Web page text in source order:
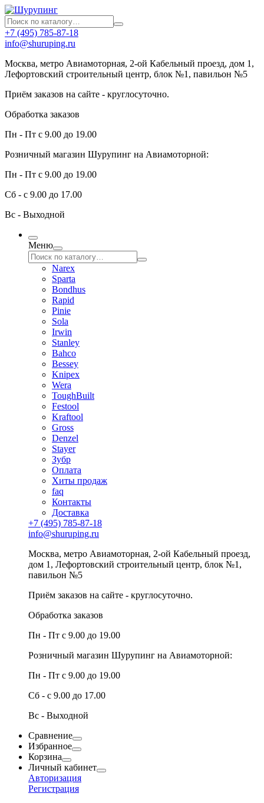
+7 (495) 785-87-18
info@shuruping.ru
Москва, метро Авиамоторная, 2-ой Кабельный проезд, дом 1,
Лефортовский строительный центр, блок №1, павильон №5
Приём заказов на сайте - круглосуточно.
Обработка заказов
Пн - Пт с 9.00 до 19.00
Розничный магазин Шурупинг на Авиамоторной:
Пн - Пт с 9.00 до 19.00
Сб - с 9.00 до 17.00
Вс - Выходной
Меню
Narex
Sparta
Bondhus
Rapid
Pinie
Sola
Irwin
Stanley
Bahco
Bessey
Knipex
Wera
ToughBuilt
Festool
Kraftool
Gross
Denzel
Stayer
Зубр
Оплата
Хиты продаж
faq
Контакты
Доставка
+7 (495) 785-87-18
info@shuruping.ru
Москва, метро Авиамоторная, 2-ой Кабельный проезд,
дом 1, Лефортовский строительный центр, блок №1,
павильон №5
Приём заказов на сайте - круглосуточно.
Обработка заказов
Пн - Пт с 9.00 до 19.00
Розничный магазин Шурупинг на Авиамоторной:
Пн - Пт с 9.00 до 19.00
Сб - с 9.00 до 17.00
Вс - Выходной
Сравнение
Избранное
Корзина
Личный кабинет
Авторизация
Регистрация